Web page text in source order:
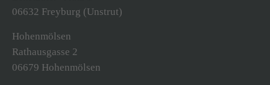
info@yourdomain.com
About us
06632 Freyburg (Unstrut)
Hohenmölsen
Rathausgasse 2
06679 Hohenmölsen